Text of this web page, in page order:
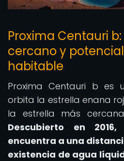
Proxima Centauri
cercano y
habitable
Proxima Centauri b es
orbita la estrella enana
la estrella más
Descubierto en
encuentra a una
existencia de agua